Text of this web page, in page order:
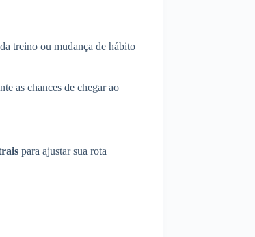
treino ou mudança de hábito
as chances de chegar ao
para ajustar sua rota